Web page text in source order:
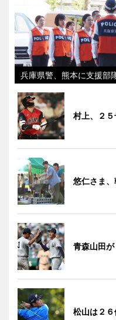
兵庫県警、熊本に支援部
村上、２
悠仁さま
青森山田
松山は２